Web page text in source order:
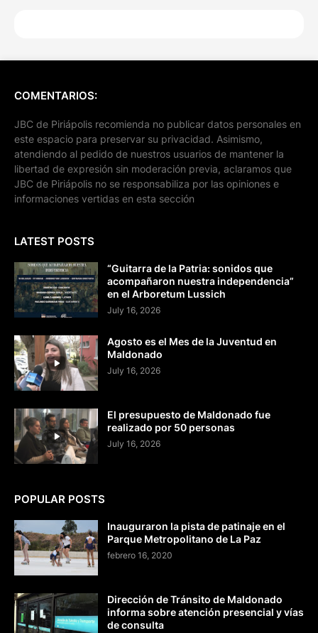
COMENTARIOS:
JBC de Piriápolis recomienda no publicar datos personales en
este espacio para preservar su privacidad. Asimismo,
atendiendo al pedido de nuestros usuarios de mantener la
libertad de expresión sin moderación previa, aclaramos que
JBC de Piriápolis no se responsabiliza por las opiniones e
informaciones vertidas en esta sección
LATEST POSTS
“Guitarra de la Patria: sonidos que
acompañaron nuestra independencia”
en el Arboretum Lussich
July 16, 2026
Agosto es el Mes de la Juventud en
Maldonado
July 16, 2026
El presupuesto de Maldonado fue
realizado por 50 personas
July 16, 2026
POPULAR POSTS
Inauguraron la pista de patinaje en el
Parque Metropolitano de La Paz
febrero 16, 2020
Dirección de Tránsito de Maldonado
informa sobre atención presencial y vías
de consulta